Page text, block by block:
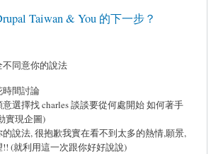
Taiwan & You 的下一步？
不同意你的說法
時間討論
意選擇找 charles 談談要從何處開始 如何著手
實現企圖)
的說法, 很抱歉我實在看不到太多的熱情,願景,
!! (就利用這一次跟你好好說說)